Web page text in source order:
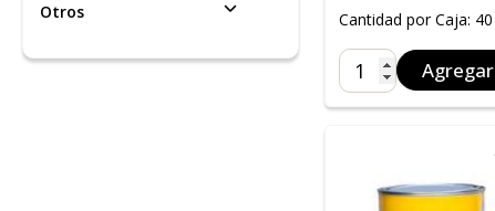
Otros Cantidad por Caja: 40
Agregar